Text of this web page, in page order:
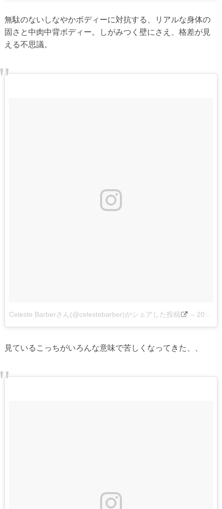
無駄のないしなやかボディーに対抗する、リアルな身体の
固さと中肉中背ボディー。しがみつく壁にさえ、格差が見
える不思議。
Celeste Barberさん(@celestebarber)がシェアした投稿 – 2017 7月 8 4:45午後 PDT
見ているこっちがいろんな意味で苦しくなってきた、、